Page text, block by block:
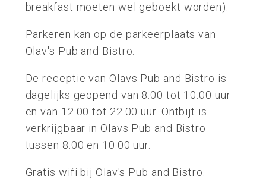
breakfast moeten wel geboekt worden).
Parkeren kan op de parkeerplaats van
Olav's Pub and Bistro.
De receptie van Olavs Pub and Bistro is
dagelijks geopend van 8.00 tot 10.00 uur
en van 12.00 tot 22.00 uur. Ontbijt is
verkrijgbaar in Olavs Pub and Bistro
tussen 8.00 en 10.00 uur.
Gratis wifi bij Olav's Pub and Bistro.